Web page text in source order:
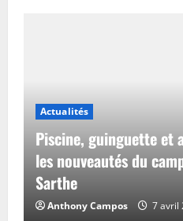
Actualités
Piscine, guinguette et
les nouveautés du
Sarthe
Anthony Campos 7 avril